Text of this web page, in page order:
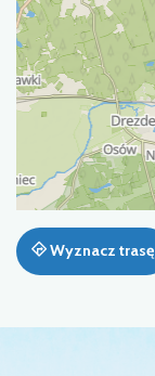
Wyznacz trasę